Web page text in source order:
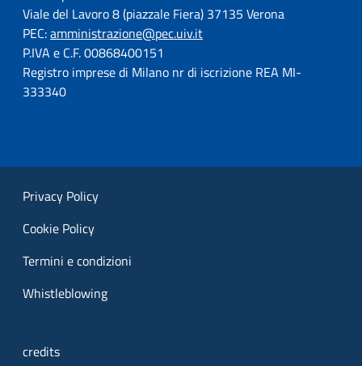
Viale del Lavoro 8 (piazzale Fiera) 37135 Verona
PEC:amministrazione@pec.uiv.it
P.IVA e C.F. 00868400151
Registro imprese di Milano nr di iscrizione REA MI-
333340
Privacy Policy
Cookie Policy
Termini e condizioni
Whistleblowing
credits